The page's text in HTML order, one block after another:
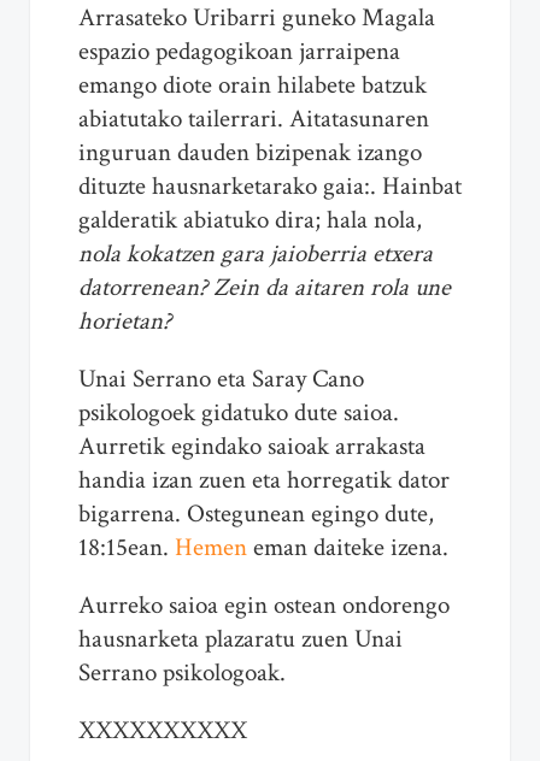
Arrasateko Uribarri guneko Magala
espazio pedagogikoan jarraipena
emango diote orain hilabete batzuk
abiatutako tailerrari. Aitatasunaren
inguruan dauden bizipenak izango
dituzte hausnarketarako gaia:. Hainbat
galderatik abiatuko dira; hala nola,
nola kokatzen gara jaioberria etxera
datorrenean? Zein da aitaren rola une
horietan?
Unai Serrano eta Saray Cano
psikologoek gidatuko dute saioa.
Aurretik egindako saioak arrakasta
handia izan zuen eta horregatik dator
bigarrena. Ostegunean egingo dute,
18:15ean. Hemeneman daiteke izena.
Aurreko saioa egin ostean ondorengo
hausnarketa plazaratu zuen Unai
Serrano psikologoak.
XXXXXXXXXX